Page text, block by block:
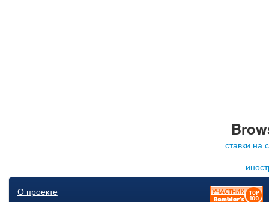
ставки на
О проекте